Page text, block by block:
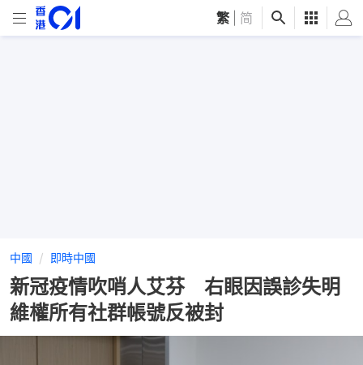
繁 简
中國 即時中國
新冠疫情吹哨人艾芬 右眼因誤診失明
維權所有社群帳號反被封